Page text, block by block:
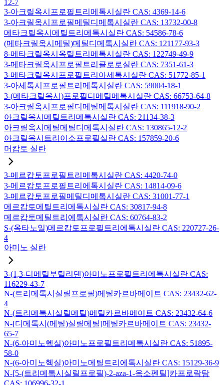
12-7
3-아크릴옥시프로필트리메톡시실란 CAS: 4369-14-6
3-아크릴옥시프로필메틸디메톡시실란 CAS: 13732-00-8
메타크릴옥시메틸트리메톡시실란 CAS: 54586-78-6
(메타크릴옥시메틸)메틸디메톡시실란 CAS: 121177-93-3
8-메타크릴옥시옥틸트리메톡시실란 CAS: 122749-49-9
3-메타크릴옥시프로필트리클로로실란 CAS: 7351-61-3
3-메타크릴옥시프로필트리아세톡시실란 CAS: 51772-85-1
3-아세톡시프로필트리메톡시실란 CAS: 59004-18-1
3-(메타크릴옥시)프로필디메틸메톡시실란 CAS: 66753-64-8
3-아크릴옥시프로필디메틸메톡시실란 CAS: 111918-90-2
아크릴옥시메틸트리메톡시실란 CAS: 21134-38-3
아크릴옥시메틸메틸디메톡시실란 CAS: 130865-12-2
아크릴옥시트리이소프로필실란 CAS: 157859-20-6
머캅토 실란
3-메르캅토프로필트리메톡시실란 CAS: 4420-74-0
3-메르캅토프로필트리에톡시실란 CAS: 14814-09-6
3-메르캅토프로필메틸디메톡시실란 CAS: 31001-77-1
메르캅토메틸트리메톡시실란 CAS: 30817-94-8
메르캅토메틸트리에톡시실란 CAS: 60764-83-2
S-(옥타노일)메르캅토프로필트리에톡시실란 CAS: 220727-26-
4
아미노 실란
3-(1,3-디메틸부틸리덴)아미노프로필트리에톡시실란 CAS:
116229-43-7
N-(트리메톡시실릴프로필)메틸카르바메이트 CAS: 23432-62-
4
N-(트리메톡시실릴메틸)메틸카르바메이트 CAS: 23432-64-6
N-[디메톡시(메틸)실릴메틸]메틸카르바메이트 CAS: 23432-
65-7
N-(6-아미노헥실)아미노프로필트리메톡시실란 CAS: 51895-
58-0
N-(6-아미노헥실)아미노메틸트리에톡시실란 CAS: 15129-36-9
N-[5-(트리메톡시실릴프로필)-2-aza-1-옥소펜틸]카프로락탐
CAS: 106996-32-1